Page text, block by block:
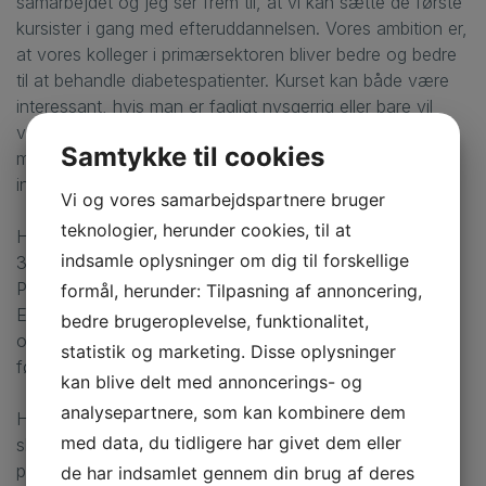
kursister i gang med efteruddannelsen. Vores ambition er,
at vores kolleger i primærsektoren bliver bedre og bedre
til at behandle diabetespatienter. Kurset kan både være
interessant, hvis man er fagligt nysgerrig eller bare vil
vide noget mere. Og jo mere man ved, desto bedre er
man også til at vejlede og behandle sine patienter og
indgå i tværfaglige samarbejder”.
Hele efteruddannelsen koster 13.000 kroner, men kun
3.000 kroner, hvis du arbejder under overenskomsten.
Prisforskellen skyldes, at Kvalitets- og
Efteruddannelsesfonden, der er knyttet til
overenskomsten, har bevilget 600.000 kroner til de
første tre efteruddannelsesforløb.
Hvis du allerede nu ved, at du vil tage efteruddannelsen,
skal du tilmelde dig så hurtigt som muligt, da de 16
pladser bliver besat efter først til mølle-princippet.
Samtykke til cookies
Vi og vores samarbejdspartnere bruger
teknologier, herunder cookies, til at
indsamle oplysninger om dig til forskellige
formål, herunder: Tilpasning af annoncering,
bedre brugeroplevelse, funktionalitet,
statistik og marketing. Disse oplysninger
kan blive delt med annoncerings- og
analysepartnere, som kan kombinere dem
med data, du tidligere har givet dem eller
de har indsamlet gennem din brug af deres